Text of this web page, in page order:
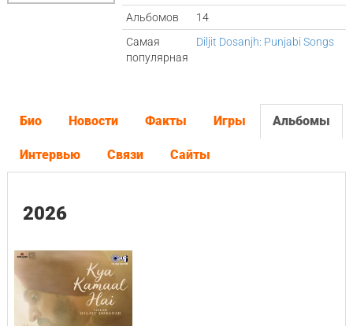
Альбомов
14
Самая
популярная
Diljit Dosanjh: Punjabi Songs
Био Новости Факты Игры Альбомы
Интервью Связи Сайты
2026